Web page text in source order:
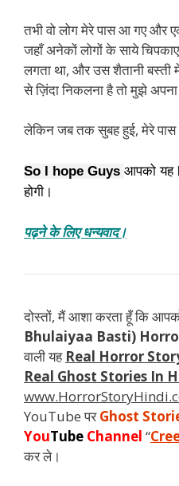
तभी वो लोग मेरे पास आ गए और
जहाँ अनेकों लोगों के साये
लगता था, और उस शैतानी
से ज़िंदा निकलना है तो मुझे अपना
लेकिन जब तक सुबह हुई, मेरे पास
So I hope Guys आपको यह
होगी।
पढ़ने के लिए धन्यवाद।
दोस्तों, मैं आशा करता हूँ कि
Bhulaiyaa Basti)
वाली यह Real Horror
Real Ghost Stories In
YouTube परGhost
YouTube Channel “
कर ले।